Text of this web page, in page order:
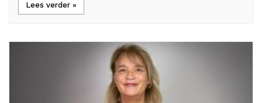
Lees verder »